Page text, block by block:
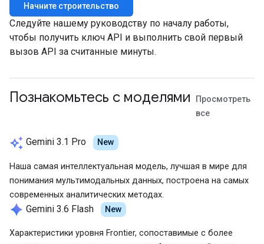
Начните строительство
Следуйте нашему руководству по началу работы,
чтобы получить ключ API и выполнить свой первый
вызов API за считанные минуты.
Познакомьтесь с моделями
Просмотреть
все
auto_awesome Gemini 3.1 Pro New
Наша самая интеллектуальная модель, лучшая в мире для
понимания мультимодальных данных, построена на самых
современных аналитических методах.
spark Gemini 3.6 Flash New
Характеристики уровня Frontier, сопоставимые с более